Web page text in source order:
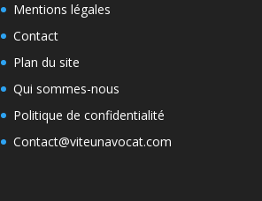
Mentions légales
Contact
Plan du site
Qui sommes-nous
Politique de confidentialité
Contact@viteunavocat.com